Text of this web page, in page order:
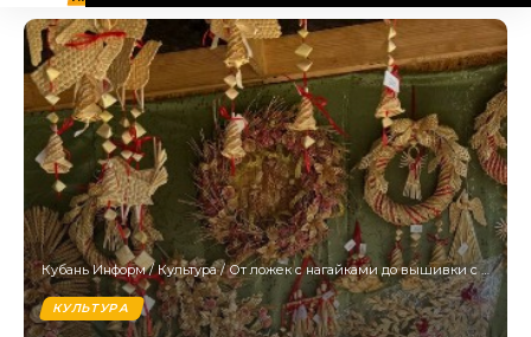
Кубань Информ/Культура/От ложек с нагайками до вышивки с игрушками: фестиваль в Усть-Лабинске встретил первых гостей богатством ремесел
КУЛЬТУРА